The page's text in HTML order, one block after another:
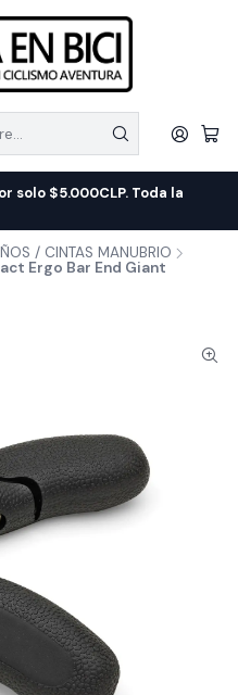
solo $5.000CLP. Toda la
/ CINTAS MANUBRIO
Ergo Bar End Giant